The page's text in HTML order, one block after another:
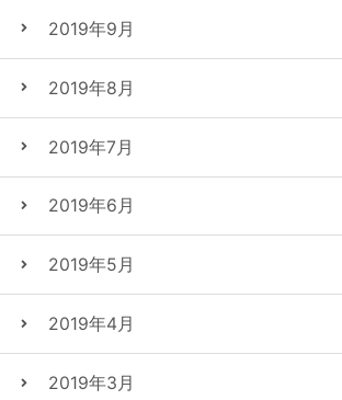
2019年9月
2019年8月
2019年7月
2019年6月
2019年5月
2019年4月
2019年3月